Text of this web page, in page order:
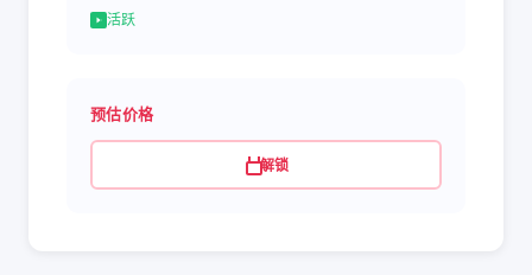
活跃
预估价格
解锁